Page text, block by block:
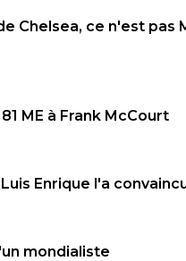
Chelsea, ce n'est pas
ME à Frank McCourt
Enrique l'a
mondialiste